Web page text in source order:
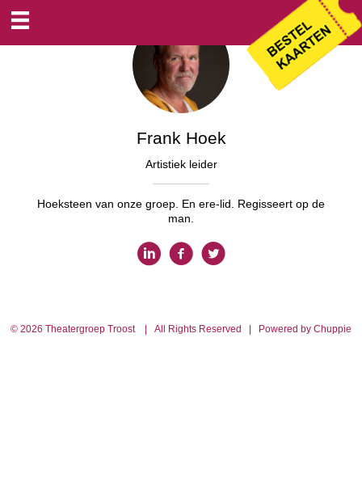
Frank Hoek
Artistiek leider
Hoeksteen van onze groep. En ere-lid. Regisseert op de
man.
© 2026 Theatergroep Troost | All Rights Reserved | Powered by Chuppie